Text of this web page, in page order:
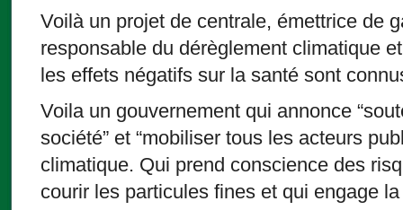
Voilà un projet de centrale, émettrice de
responsable du dérèglement climatique
les effets négatifs sur la santé sont
Voila un gouvernement qui annonce
société” et “mobiliser tous les acteurs
climatique. Qui prend conscience des
courir les particules fines et qui engage